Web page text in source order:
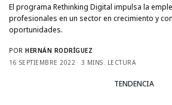
El programa Rethinking Digital impulsa la
profesionales en un sector en crecimiento y
oportunidades.
POR HERNÁN RODRÍGUEZ
16 SEPTIEMBRE 2022
3 MINS. LECTURA
TENDENCIA